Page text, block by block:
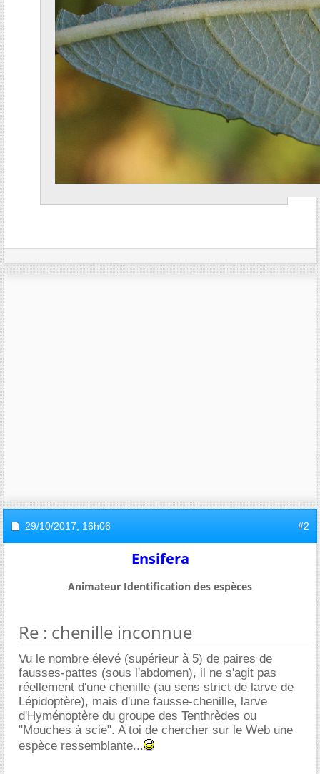
29/10/2017, 16h06 #2
Ensifera
Animateur Identification des espèces
Re : chenille inconnue
Vu le nombre élevé (supérieur à 5) de paires de
fausses-pattes (sous l'abdomen), il ne s'agit pas
réellement d'une chenille (au sens strict de larve de
Lépidoptère), mais d'une fausse-chenille, larve
d'Hyménoptère du groupe des Tenthrèdes ou
"Mouches à scie". A toi de chercher sur le Web une
espèce ressemblante...